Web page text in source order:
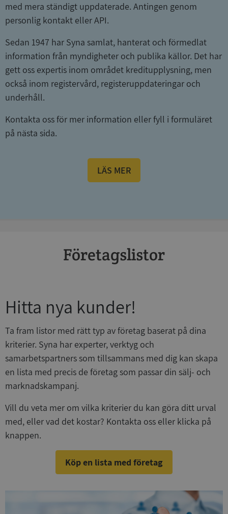
med mera ständigt uppdaterade. Antingen genom
personlig kontakt eller API.
Sedan 1947 har Syna samlat, hanterat och förmedlat
information från myndigheter och publika källor. Det har
gett oss expertis inom området kreditupplysning, men
också inom registervård, registeruppdateringar och
underhåll.
Kontakta oss för mer information eller fyll i formuläret
på nästa sida.
LÄS MER
Företagslistor
Hitta nya kunder!
Ta fram listor med rätt typ av företag baserat på dina
kriterier. Syna har experter, verktyg och
samarbetspartners som tillsammans med dig kan skapa
en lista med precis de företag som passar din sälj- och
marknadskampanj.
Vill du veta mer om vilka kriterier du kan göra ditt urval
med, eller vad det kostar? Kontakta oss eller klicka på
knappen.
Köp en lista med företag